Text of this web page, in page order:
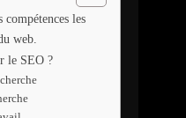
les
web.
le SEO ?